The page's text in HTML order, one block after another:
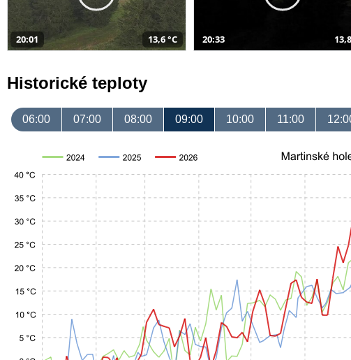
20:01 13,6 °C 20:33
Historické teploty
06:00 07:00 08:00 09:00 10:00 11:00